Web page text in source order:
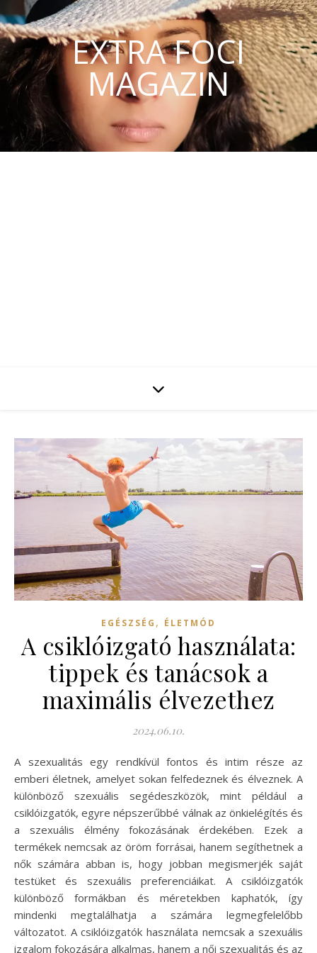
EXTRA FOCI
MAGAZIN
EGÉSZSÉG , ÉLETMÓD
A csiklóizgató használata:
tippek és tanácsok a
maximális élvezethez
2024.06.10.
A szexualitás egy rendkívül fontos és intim része az
emberi életnek, amelyet sokan felfedeznek és élveznek. A
különböző szexuális segédeszközök, mint például a
csiklóizgatók, egyre népszerűbbé válnak az önkielégítés és
a szexuális élmény fokozásának érdekében. Ezek a
termékek nemcsak az öröm forrásai, hanem segíthetnek a
nők számára abban is, hogy jobban megismerjék saját
testüket és szexuális preferenciáikat. A csiklóizgatók
különböző formákban és méretekben kaphatók, így
mindenki megtalálhatja a számára legmegfelelőbb
változatot. A csiklóizgatók használata nemcsak a szexuális
izgalom fokozására alkalmas, hanem a női szexualitás és az